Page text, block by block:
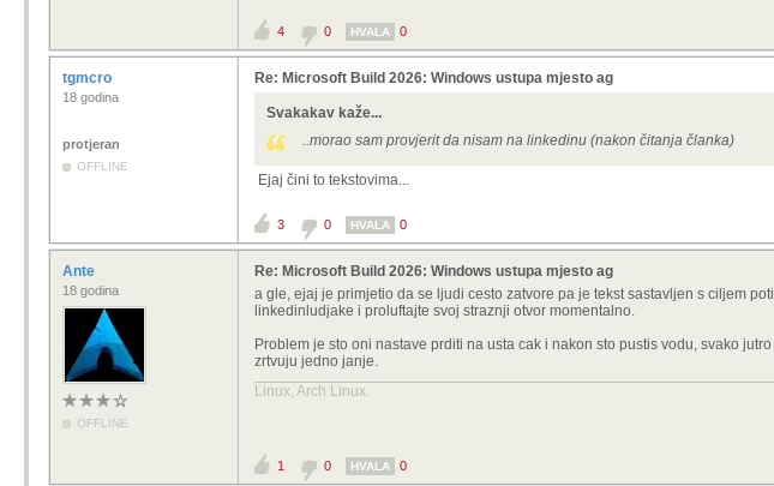
4 0 HVALA 0
tgmcro
18 godina
protjeran
OFFLINE
Re: Microsoft Build 2026: Windows ustupa mjesto ag
Svakakav kaže...
..morao sam provjerit da nisam na linkedinu (nakon čitanja članka)
Ejaj čini to tekstovima...
3 0 HVALA 0
Ante
18 godina
OFFLINE
Re: Microsoft Build 2026: Windows ustupa mjesto ag
a gle, ejaj je primjetio da se ljudi cesto zatvore pa je tekst sastavljen s ciljem
linkedinludjake i proluftajte svoj straznji otvor momentalno.
Problem je sto oni nastave prditi na usta cak i nakon sto pustis vodu, svako
zrtvuju jedno janje.
Linux, Arch Linux.
1 0 HVALA 0